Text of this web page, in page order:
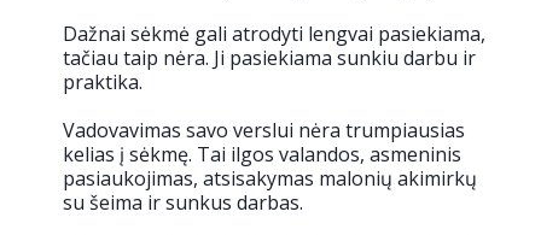
Dažnai sėkmė gali atrodyti lengvai pasiekiama,
tačiau taip nėra. Ji pasiekiama sunkiu darbu ir
praktika.
Vadovavimas savo verslui nėra trumpiausias
kelias į sėkmę. Tai ilgos valandos, asmeninis
pasiaukojimas, atsisakymas malonių akimirkų
su šeima ir sunkus darbas.